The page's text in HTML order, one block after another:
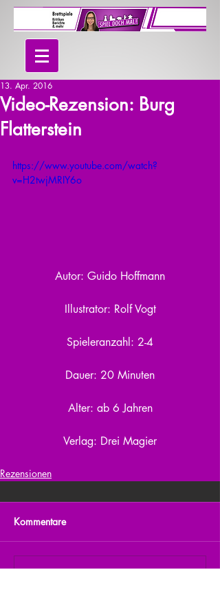
Video-Rezension: Burg
Flatterstein
13. Apr. 2016
https://www.youtube.com/watch?
v=H2twjMRIY6o
Autor: Guido Hoffmann
Illustrator: Rolf Vogt
Spieleranzahl: 2-4
Dauer: 20 Minuten
Alter: ab 6 Jahren
Verlag: Drei Magier
Rezensionen
Kommentare